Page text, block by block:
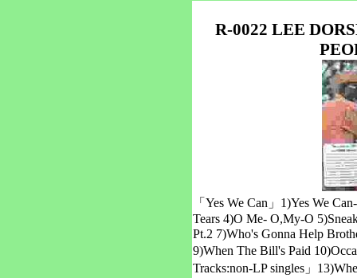
R-0022 LEE
「Yes We Can」1)Yes We
Tears 4)O Me- O,My-O
Pt.2 7)Who's Gonna Help
9)When The Bill's Paid
Tracks:non-LP singles」